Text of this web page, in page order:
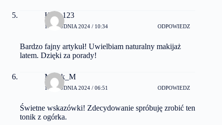
Kasia123
13 GRUDNIA 2024 / 10:34 ODPOWIEDZ
Bardzo fajny artykuł! Uwielbiam naturalny makijaż
latem. Dzięki za porady!
Marek_M
16 GRUDNIA 2024 / 06:51 ODPOWIEDZ
Świetne wskazówki! Zdecydowanie spróbuję zrobić ten
tonik z ogórka.